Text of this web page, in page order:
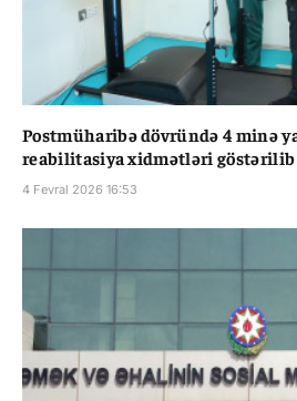
Postmüharibə dövründə 4 minə
reabilitasiya xidmətləri göstərilib
4 Fevral 2026 16:53